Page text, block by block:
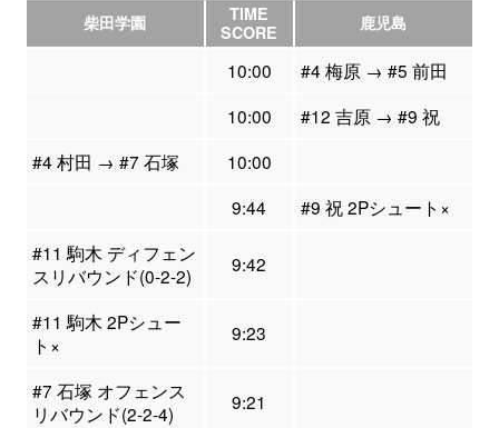
柴田学園
TIME
SCORE
鹿児島
10:00
#4 梅原 → #5 前田
10:00
#12 吉原 → #9 祝
#4 村田 → #7 石塚
10:00
9:44
#9 祝 2Pシュート×
#11 駒木 ディフェン
スリバウンド(0-2-2)
9:42
#11 駒木 2Pシュー
ト×
9:23
#7 石塚 オフェンス
リバウンド(2-2-4)
9:21